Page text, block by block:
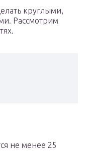
круглыми,
Рассмотрим
не менее 25